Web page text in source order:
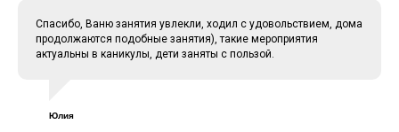
Спасибо, Ваню занятия увлекли, ходил с удовольствием, дома
продолжаются подобные занятия), такие мероприятия
актуальны в каникулы, дети заняты с пользой.
Юлия